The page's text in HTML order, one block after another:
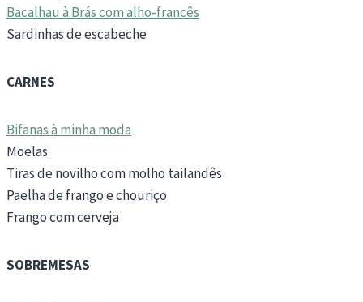
Bacalhau à Brás com alho-francês
Sardinhas de escabeche
CARNES
Bifanas à minha moda
Moelas
Tiras de novilho com molho tailandês
Paelha de frango e chouriço
Frango com cerveja
SOBREMESAS